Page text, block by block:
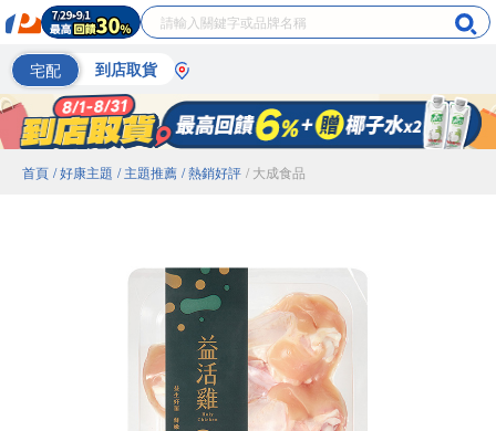
宅配 到店取貨
首頁 / 好康主題 / 主題推薦 / 熱銷好評 / 大成食品